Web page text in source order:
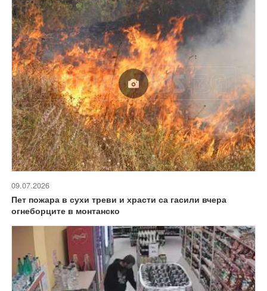
09.07.2026
Пет пожара в сухи треви и храсти са гасили вчера
огнеборците в монтанско